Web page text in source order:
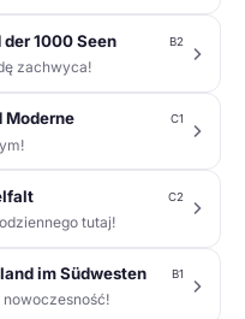
1000 Seen B2
zachwyca!
Moderne C1
C2
tutaj!
im Südwesten B1